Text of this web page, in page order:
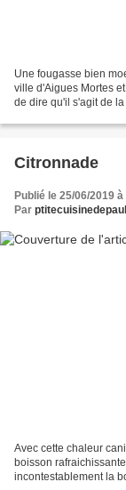
Une fougasse bien
ville d'Aigues Mortes
de dire qu'il s'agit de
Citronnade
Publié le 25/06/2019
Par
Avec cette chaleur
boisson
incontestablement la